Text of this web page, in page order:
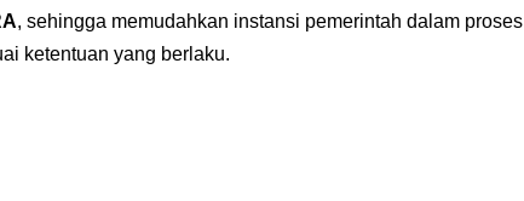
, sehingga memudahkan instansi pemerintah dalam proses
ketentuan yang berlaku.